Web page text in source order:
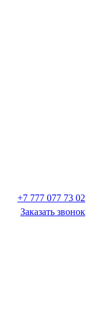
+7 777 077 73 02
Заказать звонок